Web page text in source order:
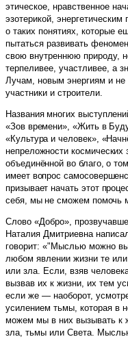
этическое, нравственное
эзотерикой,
о таких понятиях, которые
пытаться развивать
свою внутреннюю природу,
терпеливее, участливее, а
Лучам, новым энергиям и
участники и строители.
Названия многих
«Зов времени», «Жить в
«Культура и человек»,
непреложности
объединённой во благо, о
имеет вопрос
призывает начать этот
себя, мы не сможем помочь
Слово «Добро»,
Наталия Дмитриевна
говорит: «"Мыслью можно
любом явлении жизни те
или зла. Если, взяв
вызвав их к жизни, их тем
если же — наоборот,
усилением тьмы, которая
можем мы в них вызывать к
зла, тьмы или Света.